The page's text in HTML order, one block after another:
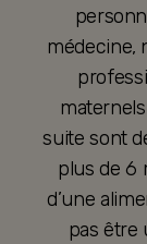
médecine,
suite sont
plus de 6
d’une
pas être